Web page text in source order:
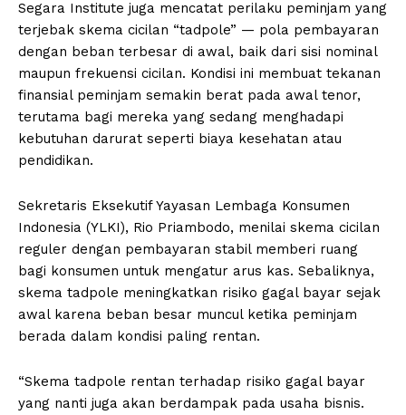
Segara Institute juga mencatat perilaku peminjam yang
terjebak skema cicilan “tadpole” — pola pembayaran
dengan beban terbesar di awal, baik dari sisi nominal
maupun frekuensi cicilan. Kondisi ini membuat tekanan
finansial peminjam semakin berat pada awal tenor,
terutama bagi mereka yang sedang menghadapi
kebutuhan darurat seperti biaya kesehatan atau
pendidikan.
Sekretaris Eksekutif Yayasan Lembaga Konsumen
Indonesia (YLKI), Rio Priambodo, menilai skema cicilan
reguler dengan pembayaran stabil memberi ruang
bagi konsumen untuk mengatur arus kas. Sebaliknya,
skema tadpole meningkatkan risiko gagal bayar sejak
awal karena beban besar muncul ketika peminjam
berada dalam kondisi paling rentan.
“Skema tadpole rentan terhadap risiko gagal bayar
yang nanti juga akan berdampak pada usaha bisnis.